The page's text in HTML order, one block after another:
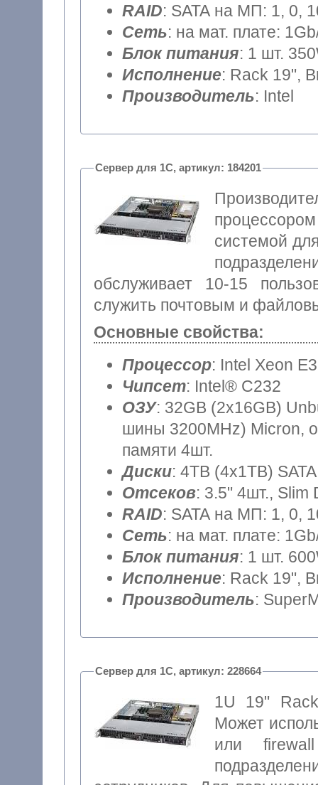
RAID: SATA на МП: 1, 0,
Сеть: на мат. плате:
Блок питания: 1 шт.
Исполнение: Rack 19",
Производитель: Intel
Сервер для 1С, артикул: 184201
системой
обслуживает 10-15
служить почтовым и
Основные свойства:
Процессор: Intel Xeon
Чипсет: Intel® C232
ОЗУ: 32GB (2x16GB)
шины 3200MHz) Micron,
памяти 4шт.
Диски: 4TB (4x1TB)
Отсеков: 3.5" 4шт., Slim
RAID: SATA на МП: 1, 0,
Сеть: на мат. плате:
Блок питания: 1 шт.
Исполнение: Rack 19",
Производитель:
Сервер для 1С, артикул: 228664
1U 19"
Может
или